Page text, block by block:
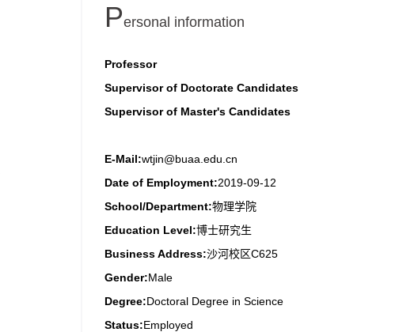
Personal information
Professor
Supervisor of Doctorate Candidates
Supervisor of Master's Candidates
E-Mail:wtjin@buaa.edu.cn
Date of Employment:2019-09-12
School/Department:物理学院
Education Level:博士研究生
Business Address:沙河校区C625
Gender:Male
Degree:Doctoral Degree in Science
Status:Employed